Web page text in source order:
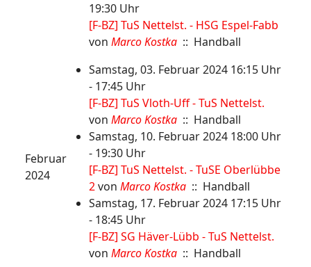
19:30 Uhr
[F-BZ] TuS Nettelst. - HSG Espel-Fabb
von Marco Kostka :: Handball
Februar
2024
Samstag, 03. Februar 2024 16:15 Uhr
- 17:45 Uhr
[F-BZ] TuS Vloth-Uff - TuS Nettelst.
von Marco Kostka :: Handball
Samstag, 10. Februar 2024 18:00 Uhr
- 19:30 Uhr
[F-BZ] TuS Nettelst. - TuSE Oberlübbe
2von Marco Kostka :: Handball
Samstag, 17. Februar 2024 17:15 Uhr
- 18:45 Uhr
[F-BZ] SG Häver-Lübb - TuS Nettelst.
von Marco Kostka :: Handball